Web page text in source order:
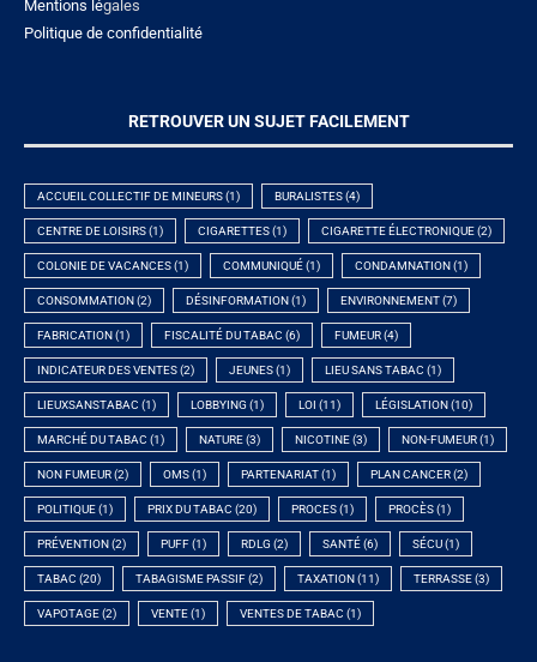
Mentions légales
Politique de confidentialité
RETROUVER UN SUJET FACILEMENT
ACCUEIL COLLECTIF DE MINEURS(1) BURALISTES(4)
CENTRE DE LOISIRS(1) CIGARETTES(1) CIGARETTE ÉLECTRONIQUE(2)
COLONIE DE VACANCES(1) COMMUNIQUÉ(1) CONDAMNATION (1)
CONSOMMATION (2) DÉSINFORMATION (1) ENVIRONNEMENT(7)
FABRICATION (1) FISCALITÉ DU TABAC (6) FUMEUR(4)
INDICATEUR DES VENTES(2) JEUNES(1) LIEU SANS TABAC (1)
LIEUXSANSTABAC (1) LOBBYING (1) LOI (11) LÉGISLATION (10)
MARCHÉ DU TABAC (1) NATURE(3) NICOTINE(3) NON-FUMEUR(1)
NON FUMEUR(2) OMS(1) PARTENARIAT(1) PLAN CANCER(2)
POLITIQUE(1) PRIX DU TABAC (20) PROCES(1) PROCÈS(1)
PRÉVENTION (2) PUFF(1) RDLG (2) SANTÉ(6) SÉCU(1)
TABAC (20) TABAGISME PASSIF(2) TAXATION (11) TERRASSE(3)
VAPOTAGE(2) VENTE(1) VENTES DE TABAC (1)